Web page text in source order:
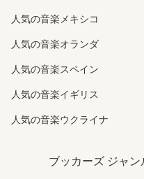
人気の音楽メキシコ
人気の音楽オランダ
人気の音楽スペイン
人気の音楽イギリス
人気の音楽ウクライナ
ブッカーズ ジャ